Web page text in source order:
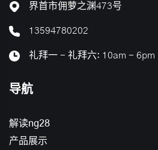
界首市佣萝之渊473号
13594780202
礼拜一 - 礼拜六: 10am - 6pm
导航
解读ng28
产品展示